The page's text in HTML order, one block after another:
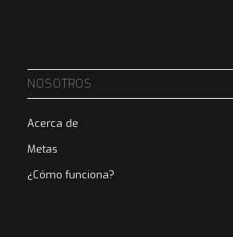
NOSOTROS
Acerca de
Metas
¿Cómo funciona?